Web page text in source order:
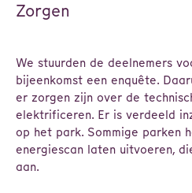
Zorgen
We stuurden de deelnemers
bijeenkomst een enquête.
er zorgen zijn over de
elektrificeren. Er is verdeeld
op het park. Sommige parken
energiescan laten uitvoeren,
aan.